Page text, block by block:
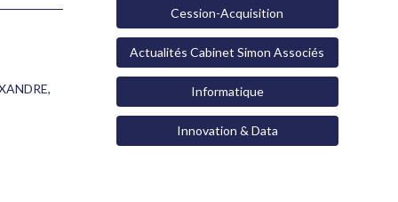
,
Cession-Acquisition
Actualités Cabinet Simon Associés
Informatique
Innovation & Data